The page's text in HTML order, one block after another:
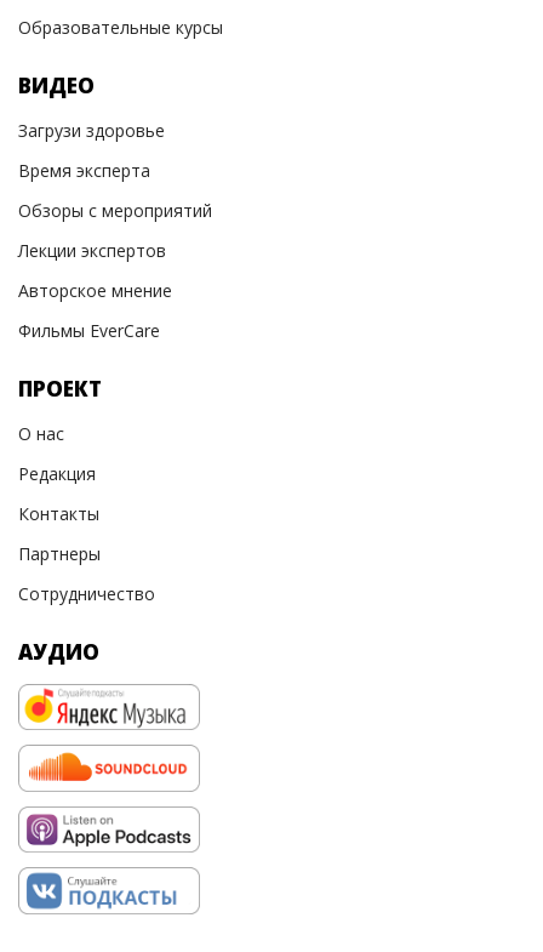
Образовательные курсы
ВИДЕО
Загрузи здоровье
Время эксперта
Обзоры с мероприятий
Лекции экспертов
Авторское мнение
Фильмы EverCare
ПРОЕКТ
О нас
Редакция
Контакты
Партнеры
Сотрудничество
АУДИО